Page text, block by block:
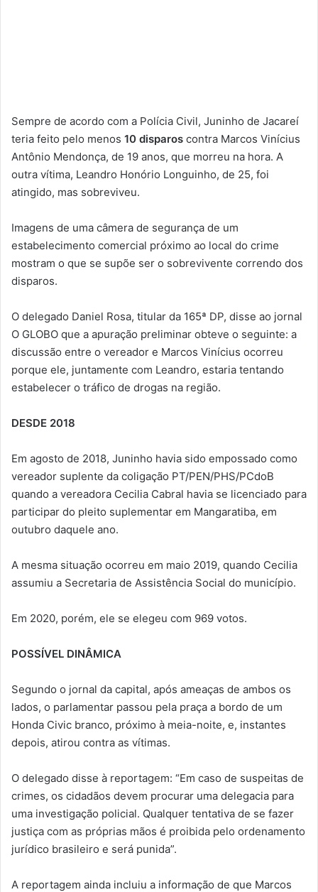
Sempre de acordo com a Polícia Civil, Juninho de Jacareí
teria feito pelo menos 10 disparos contra Marcos Vinícius
Antônio Mendonça, de 19 anos, que morreu na hora. A
outra vítima, Leandro Honório Longuinho, de 25, foi
atingido, mas sobreviveu.
Imagens de uma câmera de segurança de um
estabelecimento comercial próximo ao local do crime
mostram o que se supõe ser o sobrevivente correndo dos
disparos.
O delegado Daniel Rosa, titular da 165ª DP, disse ao jornal
O GLOBO que a apuração preliminar obteve o seguinte: a
discussão entre o vereador e Marcos Vinícius ocorreu
porque ele, juntamente com Leandro, estaria tentando
estabelecer o tráfico de drogas na região.
DESDE 2018
Em agosto de 2018, Juninho havia sido empossado como
vereador suplente da coligação PT/PEN/PHS/PCdoB
quando a vereadora Cecilia Cabral havia se licenciado para
participar do pleito suplementar em Mangaratiba, em
outubro daquele ano.
A mesma situação ocorreu em maio 2019, quando Cecilia
assumiu a Secretaria de Assistência Social do município.
Em 2020, porém, ele se elegeu com 969 votos.
POSSÍVEL DINÂMICA
Segundo o jornal da capital, após ameaças de ambos os
lados, o parlamentar passou pela praça a bordo de um
Honda Civic branco, próximo à meia-noite, e, instantes
depois, atirou contra as vítimas.
O delegado disse à reportagem: “Em caso de suspeitas de
crimes, os cidadãos devem procurar uma delegacia para
uma investigação policial. Qualquer tentativa de se fazer
justiça com as próprias mãos é proibida pelo ordenamento
jurídico brasileiro e será punida”.
A reportagem ainda incluiu a informação de que Marcos